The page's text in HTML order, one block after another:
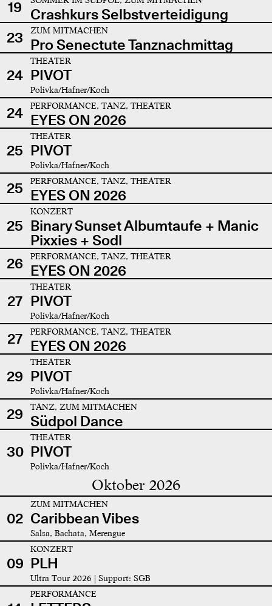
19 Crashkurs Selbstverteidigung
23
ZUM MITMACHEN
Pro Senectute Tanznachmittag
24
THEATER
PIVOT
Polivka/Hafner/Koch
24 PERFORMANCE, TANZ, THEATER
EYES ON 2026
25
THEATER
PIVOT
Polivka/Hafner/Koch
25 PERFORMANCE, TANZ, THEATER
EYES ON 2026
25
KONZERT
Binary Sunset Albumtaufe + Manic
Pixxies + Sodl
26
PERFORMANCE, TANZ, THEATER
EYES ON 2026
27
THEATER
PIVOT
Polivka/Hafner/Koch
27 PERFORMANCE, TANZ, THEATER
EYES ON 2026
29
THEATER
PIVOT
Polivka/Hafner/Koch
29 TANZ, ZUM MITMACHEN
Südpol Dance
30
THEATER
PIVOT
Polivka/Hafner/Koch
Oktober 2026
02
ZUM MITMACHEN
Caribbean Vibes
Salsa, Bachata, Merengue
09
KONZERT
PLH
Ultra Tour 2026 | Support: SGB
PERFORMANCE